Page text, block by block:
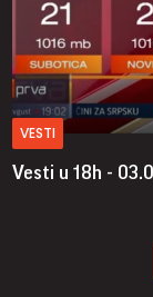
VESTI
Vesti u 18h -